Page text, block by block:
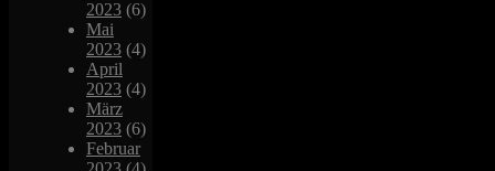
2023 (6)
Mai
2023 (4)
April
2023 (4)
März
2023 (6)
Februar